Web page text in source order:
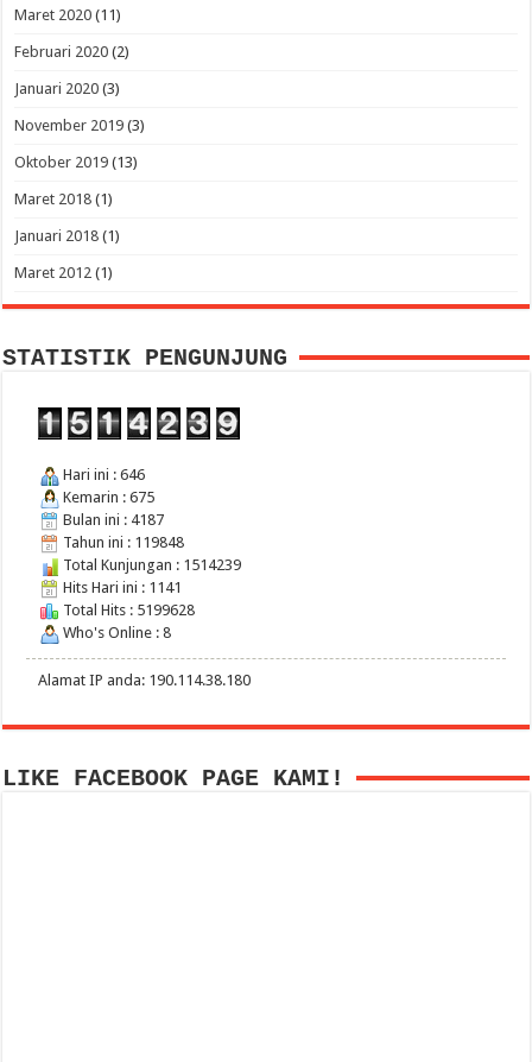
Maret 2020 (11)
Februari 2020 (2)
Januari 2020 (3)
November 2019 (3)
Oktober 2019 (13)
Maret 2018 (1)
Januari 2018 (1)
Maret 2012 (1)
STATISTIK PENGUNJUNG
Hari ini : 646
Kemarin : 675
Bulan ini : 4187
Tahun ini : 119848
Total Kunjungan : 1514239
Hits Hari ini : 1141
Total Hits : 5199628
Who's Online : 8
Alamat IP anda: 190.114.38.180
LIKE FACEBOOK PAGE KAMI!